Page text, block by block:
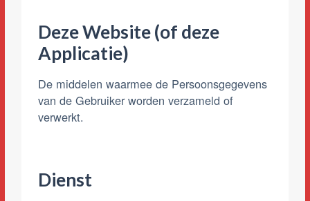
Deze Website (of deze
Applicatie)
De middelen waarmee de Persoonsgegevens
van de Gebruiker worden verzameld of
verwerkt.
Dienst